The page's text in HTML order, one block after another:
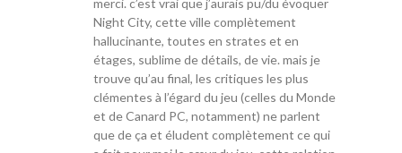
merci. c’est vrai que j’aurais pu/du évoquer
Night City, cette ville complètement
hallucinante, toutes en strates et en
étages, sublime de détails, de vie. mais je
trouve qu’au final, les critiques les plus
clémentes à l’égard du jeu (celles du Monde
et de Canard PC, notamment) ne parlent
que de ça et éludent complètement ce qui